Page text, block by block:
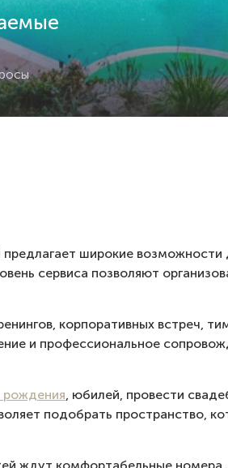
широкие возможности
сервиса позволяют
корпоративных встреч,
и профессиональное
рождения, юбилей, провести
подобрать пространство,